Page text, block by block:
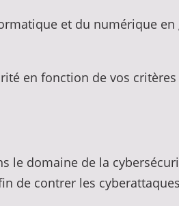
et du numérique
en fonction de vos critères
domaine de la
de contrer les